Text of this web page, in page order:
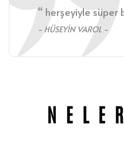
“ herşeyiyle süper
- HÜSEYİN VAROL -